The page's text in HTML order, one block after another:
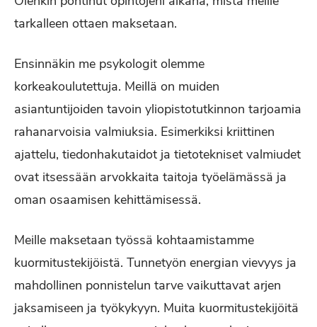
tarkalleen ottaen maksetaan.
Ensinnäkin me psykologit olemme
korkeakoulutettuja. Meillä on muiden
asiantuntijoiden tavoin yliopistotutkinnon tarjoamia
rahanarvoisia valmiuksia. Esimerkiksi kriittinen
ajattelu, tiedonhakutaidot ja tietotekniset valmiudet
ovat itsessään arvokkaita taitoja työelämässä ja
oman osaamisen kehittämisessä.
Meille maksetaan työssä kohtaamistamme
kuormitustekijöistä. Tunnetyön energian vievyys ja
mahdollinen ponnistelun tarve vaikuttavat arjen
jaksamiseen ja työkykyyn. Muita kuormitustekijöitä